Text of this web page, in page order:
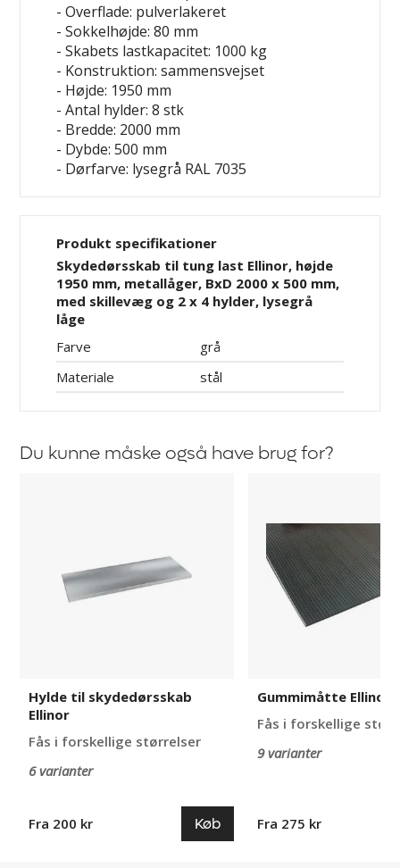
- Overflade: pulverlakeret
- Sokkelhøjde: 80 mm
- Skabets lastkapacitet: 1000 kg
- Konstruktion: sammensvejset
- Højde: 1950 mm
- Antal hylder: 8 stk
- Bredde: 2000 mm
- Dybde: 500 mm
- Dørfarve: lysegrå RAL 7035
Produkt specifikationer
Skydedørsskab til tung last Ellinor, højde
1950 mm, metallåger, BxD 2000 x 500 mm,
med skillevæg og 2 x 4 hylder, lysegrå
låge
Farve
grå
Materiale
stål
Du kunne måske også have brug for?
Hylde til skydedørsskab
Ellinor
Fås i forskellige størrelser
6 varianter
Fra 200 kr Køb
Gummimåtte Ellinor
Fås i forskellige
9 varianter
Fra 275 kr